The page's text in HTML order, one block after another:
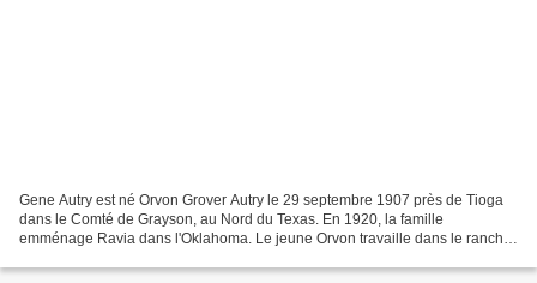
Gene Autry est né Orvon Grover Autry le 29 septembre 1907 près de Tioga
dans le Comté de Grayson, au Nord du Texas. En 1920, la famille
emménage Ravia dans l'Oklahoma. Le jeune Orvon travaille dans le ranch